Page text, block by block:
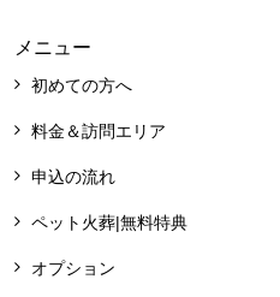
メニュー
初めての方へ
料金＆訪問エリア
申込の流れ
ペット火葬|無料特典
オプション